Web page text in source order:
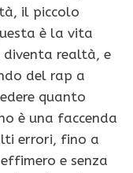
il piccolo
è la vita
diventa realtà, e
del rap a
quanto
è una faccenda
errori, fino a
e senza